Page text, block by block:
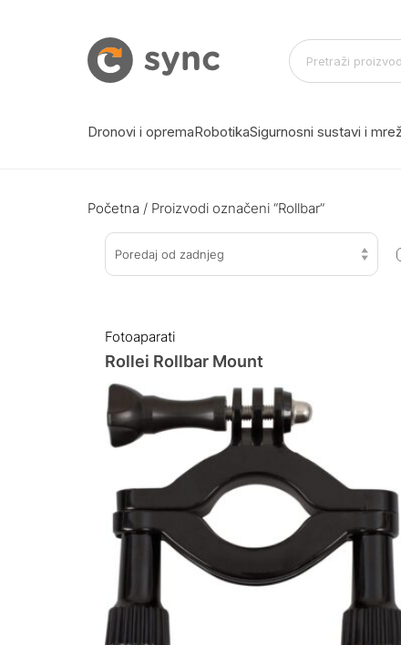
Dronovi i opremaRobotikaSigurnosni sustavi i
Početna / Proizvodi označeni “Rollbar”
Poredaj od zadnjeg
Fotoaparati
Rollei Rollbar Mount